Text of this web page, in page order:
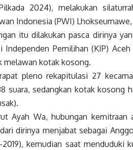
2024), melakukan
Indonesia (PWI)
itu dilakukan pasca dirinya
Independen Pemilihan (KIP)
melawan kotak kosong.
pleno rekapitulasi 27
suara, sedangkan kotak kosong
Ayah Wa, hubungan
dirinya menjabat sebagai
2019), kemudian saat menduduki